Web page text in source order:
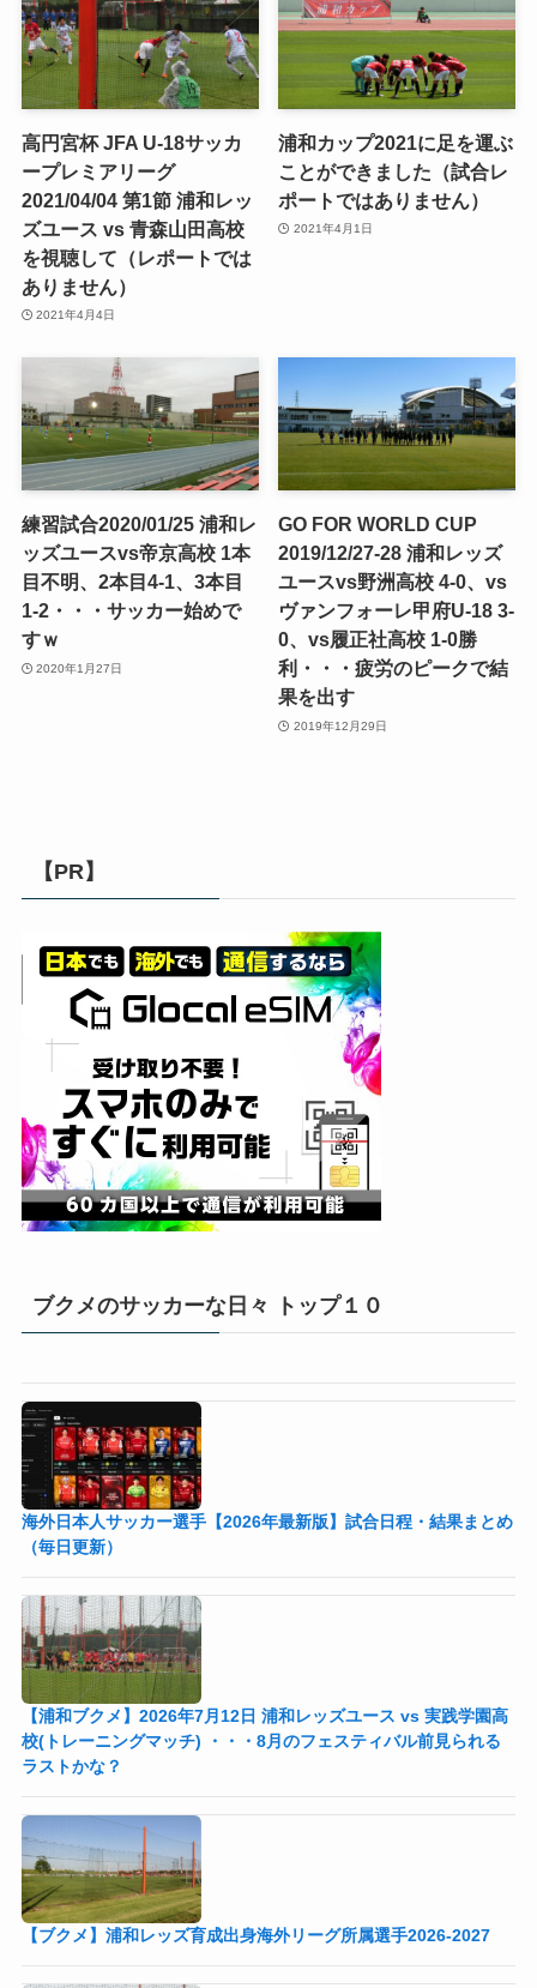
高円宮杯 JFA U-18サッカ
ープレミアリーグ
2021/04/04 第1節 浦和レッ
ズユース vs 青森山田高校
を視聴して（レポートでは
ありません）
2021年4月4日
浦和カップ2021に足を運ぶ
ことができました（試合レ
ポートではありません）
2021年4月1日
練習試合2020/01/25 浦和レ
ッズユースvs帝京高校 1本
目不明、2本目4-1、3本目
1-2・・・サッカー始めで
すｗ
2020年1月27日
GO FOR WORLD CUP
2019/12/27-28 浦和レッズ
ユースvs野洲高校 4-0、vs
ヴァンフォーレ甲府U-18 3-
0、vs履正社高校 1-0勝
利・・・疲労のピークで結
果を出す
2019年12月29日
【PR】
ブクメのサッカーな日々 トップ１０
海外日本人サッカー選手【2026年最新版】試合日程・結果まとめ
（毎日更新）
【浦和ブクメ】2026年7月12日 浦和レッズユース vs 実践学園高
校(トレーニングマッチ) ・・・8月のフェスティバル前見られる
ラストかな？
【ブクメ】浦和レッズ育成出身海外リーグ所属選手2026-2027